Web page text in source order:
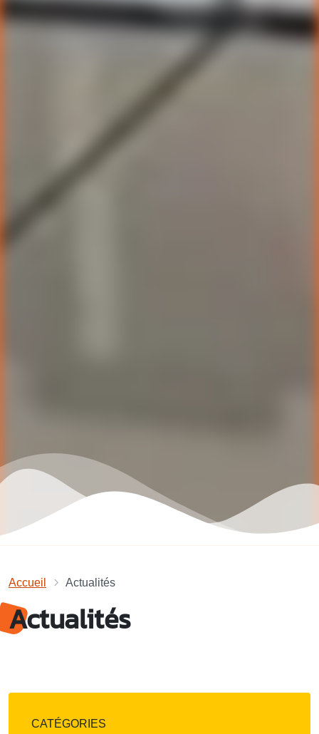
Accueil Actualités
Actualités
CATÉGORIES